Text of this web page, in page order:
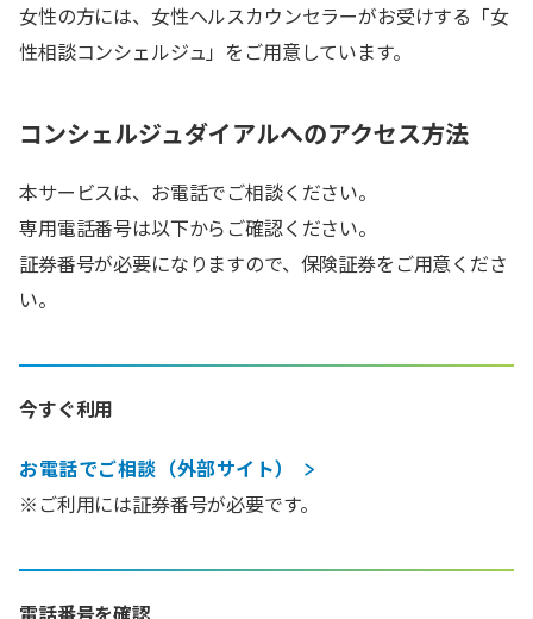
女性の方には、女性ヘルスカウンセラーがお受けする「女
性相談コンシェルジュ」をご用意しています。
コンシェルジュダイアルへのアクセス方法
本サービスは、お電話でご相談ください。
専用電話番号は以下からご確認ください。
証券番号が必要になりますので、保険証券をご用意くださ
い。
今すぐ利用
お電話でご相談（外部サイト）
※ご利用には証券番号が必要です。
電話番号を確認